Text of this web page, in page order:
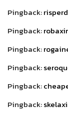
Pingback:
Pingback:
Pingback:
Pingback:
Pingback:
Pingback: